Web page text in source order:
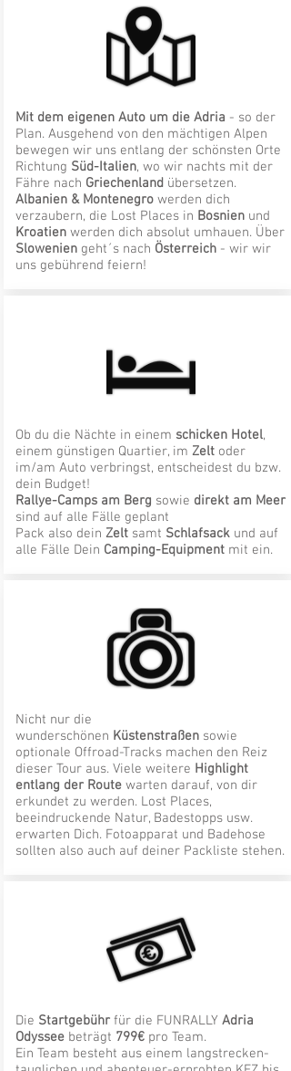
Mit dem eigenen Auto um die Adria - so der
Plan. Ausgehend von den mächtigen Alpen
bewegen wir uns entlang der schönsten Orte
Richtung Süd-Italien, wo wir nachts mit der
Fähre nach Griechenlandübersetzen.
Albanien & Montenegrowerden dich
verzaubern, die Lost Places in Bosnien und
Kroatien werden dich absolut umhauen. Über
Slowenien geht´s nach Österreich - wir wir
uns gebührend feiern!
Ob du die Nächte in einem schicken Hotel,
einem günstigen Quartier, im Zeltoder
im/am Auto verbringst, entscheidest du bzw.
dein Budget!
Rallye-Camps am Berg sowie direkt am Meer
sind auf alle Fälle geplant
Pack also dein Zeltsamt Schlafsackund auf
alle Fälle Dein Camping-Equipmentmit ein.
Nicht nur die
wunderschönen Küstenstraßen sowie
optionale Offroad-Tracksmachen den Reiz
dieser Tour aus. Viele weitere Highlight
entlang der Routewarten darauf, von dir
erkundet zu werden. Lost Places,
beeindruckende Natur, Badestopps usw.
erwarten Dich. Fotoapparat und Badehose
sollten also auch auf deiner Packliste stehen.
Die Startgebührfür die FUNRALLY Adria
Odysseebeträgt 799€pro Team.
Ein Team besteht aus einem langstrecken-